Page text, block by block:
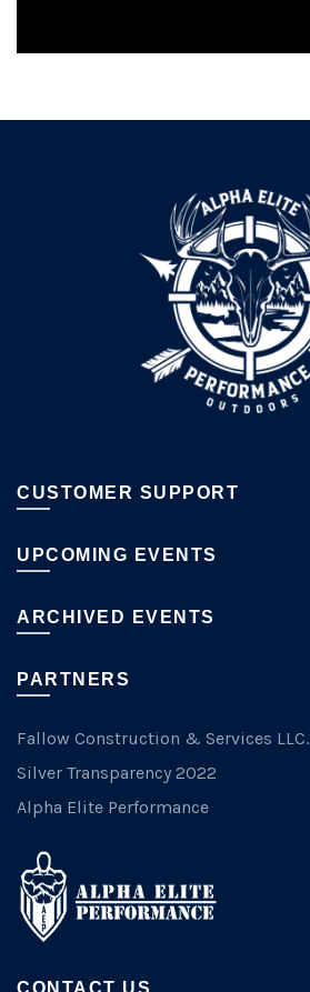
CUSTOMER SUPPORT
UPCOMING EVENTS
ARCHIVED EVENTS
PARTNERS
Fallow Construction & Services LLC.
Silver Transparency 2022
Alpha Elite Performance
CONTACT US